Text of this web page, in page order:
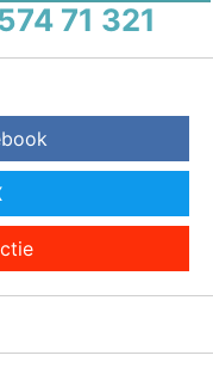
71 321